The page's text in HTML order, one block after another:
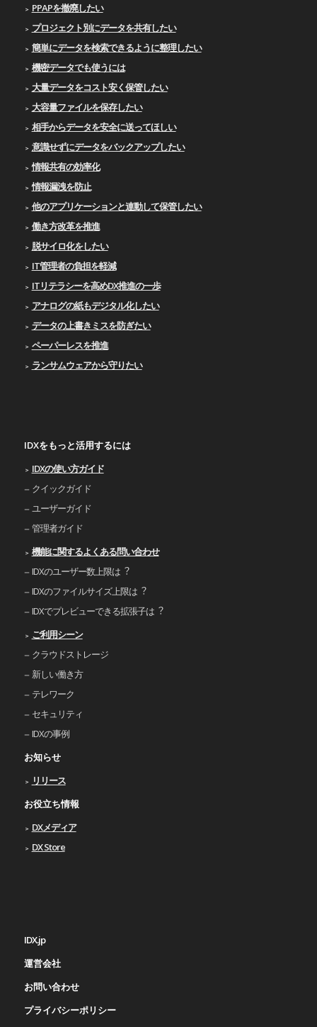
PPAPを撤廃したい
プロジェクト別にデータを共有したい
簡単にデータを検索できるように整理したい
機密データでも使うには
大量データをコスト安く保管したい
大容量ファイルを保存したい
相手からデータを安全に送ってほしい
意識せずにデータをバックアップしたい
情報共有の効率化
情報漏洩を防止
他のアプリケーションと連動して保管したい
働き方改革を推進
脱サイロ化をしたい
IT管理者の負担を軽減
ITリテラシーを高めDX推進の一歩
アナログの紙もデジタル化したい
データの上書きミスを防ぎたい
ペーパーレスを推進
ランサムウェアから守りたい
IDXをもっと活用するには
IDXの使い⽅ガイド
クイックガイド
ユーザーガイド
管理者ガイド
機能に関するよくある問い合わせ
IDXのユーザー数上限は︖
IDXのファイルサイズ上限は︖
IDXでプレビューできる拡張⼦は︖
ご利⽤シーン
クラウドストレージ
新しい働き⽅
テレワーク
セキュリティ
IDXの事例
お知らせ
リリース
お役立ち情報
DXメディア
DX Store
IDX.jp
運営会社
お問い合わせ
プライバシーポリシー